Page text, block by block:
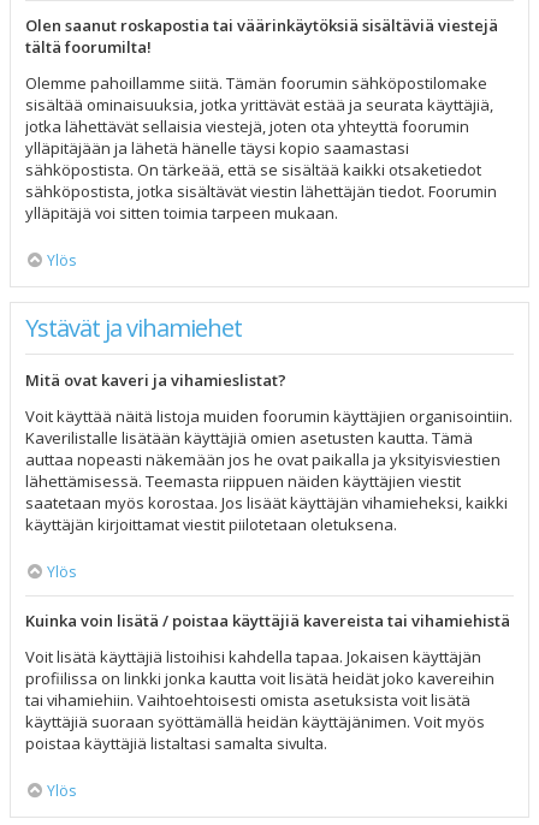
Olen saanut roskapostia tai väärinkäytöksiä sisältäviä viestejä
tältä foorumilta!
Olemme pahoillamme siitä. Tämän foorumin sähköpostilomake
sisältää ominaisuuksia, jotka yrittävät estää ja seurata käyttäjiä,
jotka lähettävät sellaisia viestejä, joten ota yhteyttä foorumin
ylläpitäjään ja lähetä hänelle täysi kopio saamastasi
sähköpostista. On tärkeää, että se sisältää kaikki otsaketiedot
sähköpostista, jotka sisältävät viestin lähettäjän tiedot. Foorumin
ylläpitäjä voi sitten toimia tarpeen mukaan.
Ylös
Ystävät ja vihamiehet
Mitä ovat kaveri ja vihamieslistat?
Voit käyttää näitä listoja muiden foorumin käyttäjien organisointiin.
Kaverilistalle lisätään käyttäjiä omien asetusten kautta. Tämä
auttaa nopeasti näkemään jos he ovat paikalla ja yksityisviestien
lähettämisessä. Teemasta riippuen näiden käyttäjien viestit
saatetaan myös korostaa. Jos lisäät käyttäjän vihamieheksi, kaikki
käyttäjän kirjoittamat viestit piilotetaan oletuksena.
Ylös
Kuinka voin lisätä / poistaa käyttäjiä kavereista tai vihamiehistä
Voit lisätä käyttäjiä listoihisi kahdella tapaa. Jokaisen käyttäjän
profiilissa on linkki jonka kautta voit lisätä heidät joko kavereihin
tai vihamiehiin. Vaihtoehtoisesti omista asetuksista voit lisätä
käyttäjiä suoraan syöttämällä heidän käyttäjänimen. Voit myös
poistaa käyttäjiä listaltasi samalta sivulta.
Ylös